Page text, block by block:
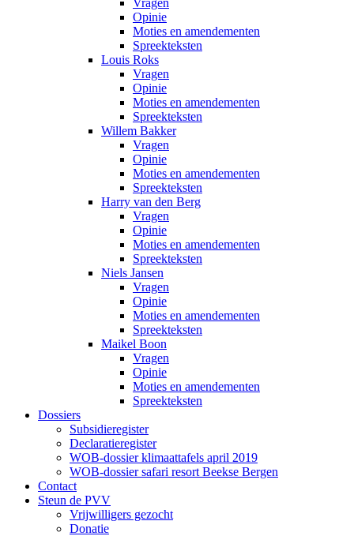
Vragen
Opinie
Moties en amendementen
Spreekteksten
Louis Roks
Vragen
Opinie
Moties en amendementen
Spreekteksten
Willem Bakker
Vragen
Opinie
Moties en amendementen
Spreekteksten
Harry van den Berg
Vragen
Opinie
Moties en amendementen
Spreekteksten
Niels Jansen
Vragen
Opinie
Moties en amendementen
Spreekteksten
Maikel Boon
Vragen
Opinie
Moties en amendementen
Spreekteksten
Dossiers
Subsidieregister
Declaratieregister
WOB-dossier klimaattafels april 2019
WOB-dossier safari resort Beekse Bergen
Contact
Steun de PVV
Vrijwilligers gezocht
Donatie